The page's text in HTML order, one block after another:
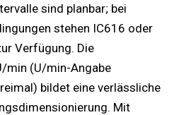
sind planbar; bei
stehen IC616 oder
Verfügung. Die
min (U/min-Angabe
bildet eine verlässliche
Mit